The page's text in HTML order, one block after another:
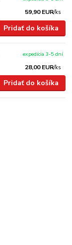
59,90 EUR/ks
Pridať do košíka
28,00 EUR/ks
expedícia 3-5 dní
Pridať do košíka